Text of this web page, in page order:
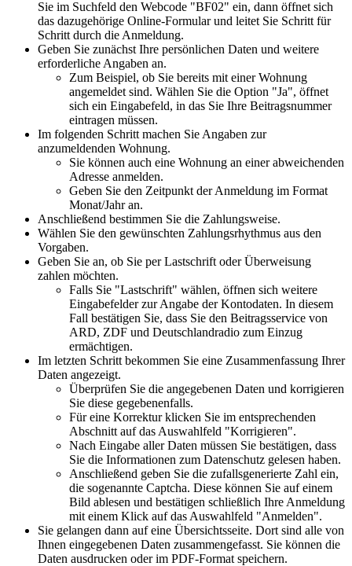
Sie im Suchfeld den Webcode "BF02" ein, dann öffnet sich
das dazugehörige Online-Formular und leitet Sie Schritt für
Schritt durch die Anmeldung.
Geben Sie zunächst Ihre persönlichen Daten und weitere
erforderliche Angaben an.
Zum Beispiel, ob Sie bereits mit einer Wohnung
angemeldet sind. Wählen Sie die Option "Ja", öffnet
sich ein Eingabefeld, in das Sie Ihre Beitragsnummer
eintragen müssen.
Im folgenden Schritt machen Sie Angaben zur
anzumeldenden Wohnung.
Sie können auch eine Wohnung an einer abweichenden
Adresse anmelden.
Geben Sie den Zeitpunkt der Anmeldung im Format
Monat/Jahr an.
Anschließend bestimmen Sie die Zahlungsweise.
Wählen Sie den gewünschten Zahlungsrhythmus aus den
Vorgaben.
Geben Sie an, ob Sie per Lastschrift oder Überweisung
zahlen möchten.
Falls Sie "Lastschrift" wählen, öffnen sich weitere
Eingabefelder zur Angabe der Kontodaten. In diesem
Fall bestätigen Sie, dass Sie den Beitragsservice von
ARD, ZDF und Deutschlandradio zum Einzug
ermächtigen.
Im letzten Schritt bekommen Sie eine Zusammenfassung Ihrer
Daten angezeigt.
Überprüfen Sie die angegebenen Daten und korrigieren
Sie diese gegebenenfalls.
Für eine Korrektur klicken Sie im entsprechenden
Abschnitt auf das Auswahlfeld "Korrigieren".
Nach Eingabe aller Daten müssen Sie bestätigen, dass
Sie die Informationen zum Datenschutz gelesen haben.
Anschließend geben Sie die zufallsgenerierte Zahl ein,
die sogenannte Captcha. Diese können Sie auf einem
Bild ablesen und bestätigen schließlich Ihre Anmeldung
mit einem Klick auf das Auswahlfeld "Anmelden".
Sie gelangen dann auf eine Übersichtsseite. Dort sind alle von
Ihnen eingegebenen Daten zusammengefasst. Sie können die
Daten ausdrucken oder im PDF-Format speichern.